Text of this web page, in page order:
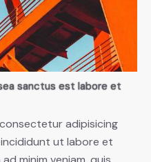
sanctus est labore et
adipisicing
ut labore et